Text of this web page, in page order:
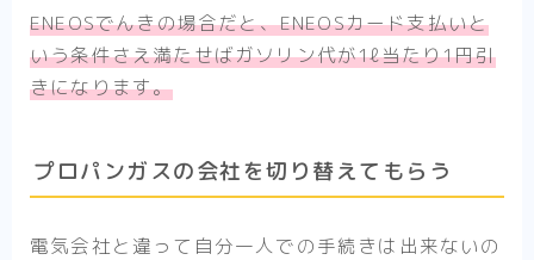
ENEOSでんきの場合だと、ENEOSカード支払いと
いう条件さえ満たせばガソリン代が1ℓ当たり1円引
きになります。
プロパンガスの会社を切り替えてもらう
電気会社と違って自分一人での手続きは出来ないの